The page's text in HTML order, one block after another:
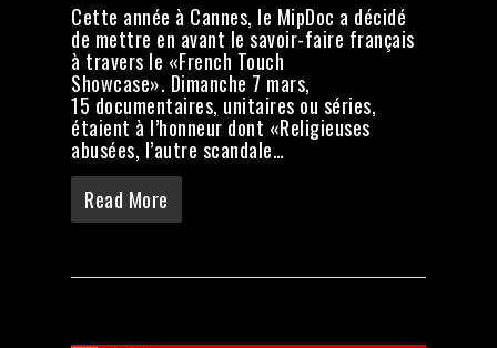
Cette année à Cannes, le MipDoc a décidé
de mettre en avant le savoir-faire français
à travers le «French Touch
Showcase». Dimanche 7 mars,
15 documentaires, unitaires ou séries,
étaient à l’honneur dont «Religieuses
abusées, l’autre scandale…
Read More